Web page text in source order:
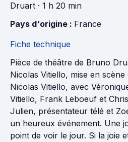
Druart · 1 h 20 min
Pays d'origine : France
Fiche technique
Pièce de théâtre de Bruno
Nicolas Vitiello, mise en
Nicolas Vitiello, avec
Vitiello, Frank Leboeuf et
Julien, présentateur télé et
un heureux événement. Une
point de voir le jour. Si la joie